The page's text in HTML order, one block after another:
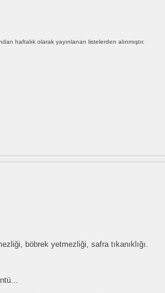
haftalık olarak yayınlanan listelerden alınmıştır.
böbrek yetmezliği, safra tıkanıklığı.